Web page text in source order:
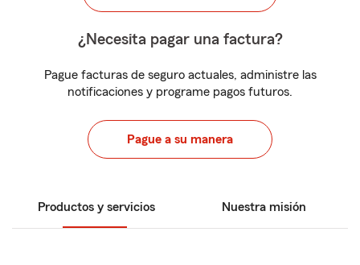
¿Necesita pagar una factura?
Pague facturas de seguro actuales, administre las
notificaciones y programe pagos futuros.
Pague a su manera
Productos y servicios Nuestra misión